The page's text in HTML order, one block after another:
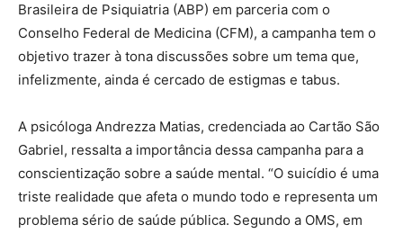
Brasileira de Psiquiatria (ABP) em parceria com o
Conselho Federal de Medicina (CFM), a campanha tem o
objetivo trazer à tona discussões sobre um tema que,
infelizmente, ainda é cercado de estigmas e tabus.
A psicóloga Andrezza Matias, credenciada ao Cartão São
Gabriel, ressalta a importância dessa campanha para a
conscientização sobre a saúde mental. “O suicídio é uma
triste realidade que afeta o mundo todo e representa um
problema sério de saúde pública. Segundo a OMS, em